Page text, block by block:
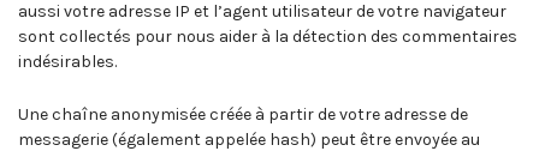
aussi votre adresse IP et l’agent utilisateur de votre navigateur
sont collectés pour nous aider à la détection des commentaires
indésirables.
Une chaîne anonymisée créée à partir de votre adresse de
messagerie (également appelée hash) peut être envoyée au